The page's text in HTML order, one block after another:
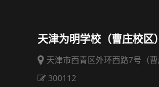
天津为明学校（曹庄校区）
天津市西青区外环西路7号（曹
300112